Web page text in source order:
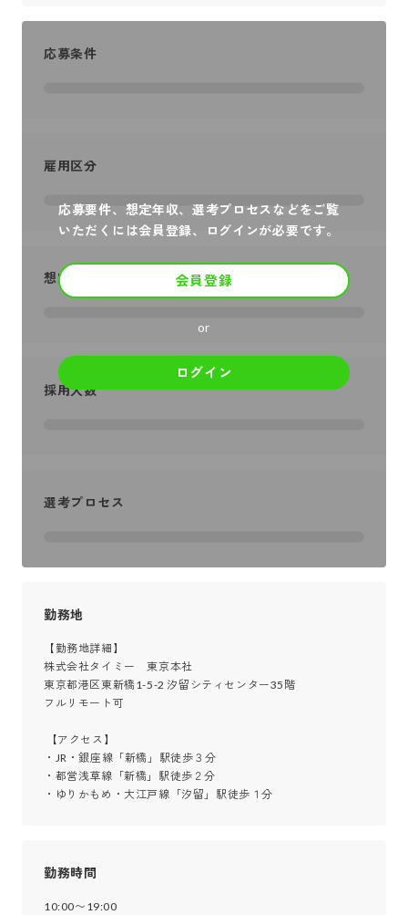
応募要件、想定年収、選考プロセスなどをご覧
いただくには会員登録、ログインが必要です。
会員登録
or
ログイン
応募条件
雇用区分
想定年収
採用人数
選考プロセス
勤務地
【勤務地詳細】
株式会社タイミー　東京本社
東京都港区東新橋1-5-2 汐留シティセンター35階
フルリモート可
・JR・銀座線「新橋」駅徒歩３分
・都営浅草線「新橋」駅徒歩２分
・ゆりかもめ・大江戸線「汐留」駅徒歩１分
勤務時間
10:00〜19:00